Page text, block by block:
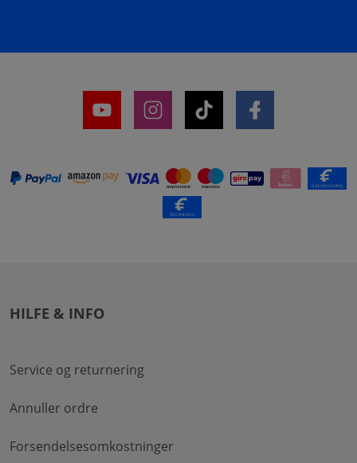
HILFE & INFO
Service og returnering
Annuller ordre
Forsendelsesomkostninger